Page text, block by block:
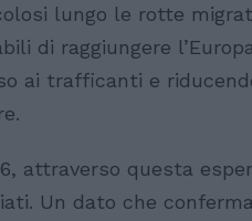
lungo le rotte
di raggiungere
ai trafficanti e
attraverso questa
Un dato che